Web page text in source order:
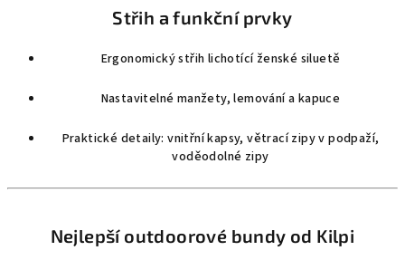
Střih a funkční prvky
Ergonomický střih lichotící ženské siluetě
Nastavitelné manžety, lemování a kapuce
Praktické detaily: vnitřní kapsy, větrací zipy v podpaží,
voděodolné zipy
Nejlepší outdoorové bundy od Kilpi